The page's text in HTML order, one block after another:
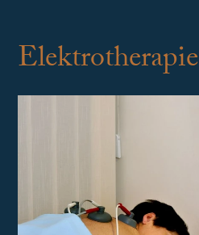
Elektrotherapie